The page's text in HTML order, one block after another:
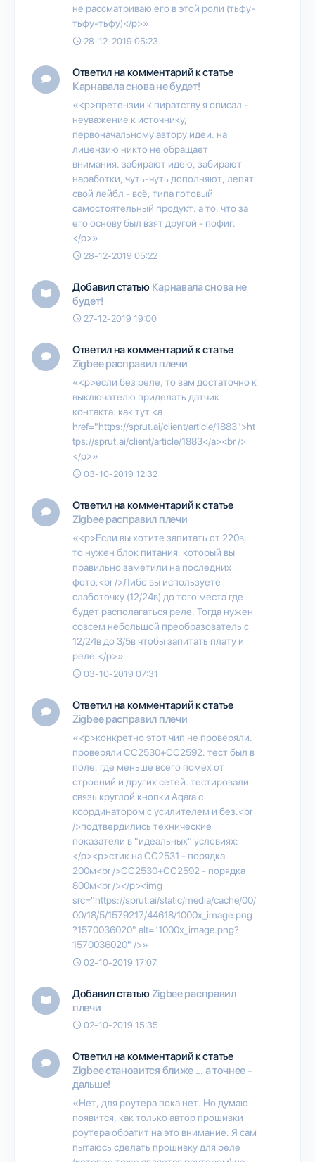
не рассматриваю его в этой роли (тьфу-
тьфу-тьфу)</p>»
28-12-2019 05:23
Ответил на комментарий к статье
Карнавала снова не будет!
«<p>претензии к пиратству я описал -
неуважение к источнику,
первоначальному автору идеи. на
лицензию никто не обращает
внимания. забирают идею, забирают
наработки, чуть-чуть дополняют, лепят
свой лейбл - всё, типа готовый
самостоятельный продукт. а то, что за
его основу был взят другой - пофиг.
</p>»
28-12-2019 05:22
Добавил статью Карнавала снова не
будет!
27-12-2019 19:00
Ответил на комментарий к статье
Zigbee расправил плечи
«<p>если без реле, то вам достаточно к
выключателю приделать датчик
контакта. как тут <a
href="https://sprut.ai/client/article/1883">ht
tps://sprut.ai/client/article/1883</a><br />
</p>»
03-10-2019 12:32
Ответил на комментарий к статье
Zigbee расправил плечи
«<p>Если вы хотите запитать от 220в,
то нужен блок питания, который вы
правильно заметили на последних
фото.<br />Либо вы используете
слаботочку (12/24в) до того места где
будет располагаться реле. Тогда нужен
совсем небольшой преобразователь с
12/24в до 3/5в чтобы запитать плату и
реле.</p>»
03-10-2019 07:31
Ответил на комментарий к статье
Zigbee расправил плечи
«<p>конкретно этот чип не проверяли.
проверяли CC2530+CC2592. тест был в
поле, где меньше всего помех от
строений и других сетей. тестировали
связь круглой кнопки Aqara с
координатором с усилителем и без.<br
/>подтвердились технические
показатели в "идеальных" условиях:
</p><p>стик на CC2531 - порядка
200м<br />CC2530+CC2592 - порядка
800м<br /></p><img
src="https://sprut.ai/static/media/cache/00/
00/18/5/1579217/44618/1000x_image.png
?1570036020" alt="1000x_image.png?
1570036020" />»
02-10-2019 17:07
Добавил статью Zigbee расправил
плечи
02-10-2019 15:35
Ответил на комментарий к статье
Zigbee становится ближе ... а точнее -
дальше!
«Нет, для роутера пока нет. Но думаю
появится, как только автор прошивки
роутера обратит на это внимание. Я сам
пытаюсь сделать прошивку для реле